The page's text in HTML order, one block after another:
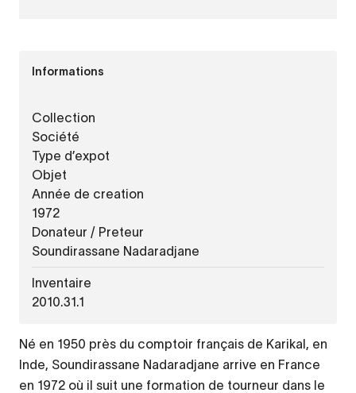
Informations
Collection
Société
Type d’expot
Objet
Année de creation
1972
Donateur / Preteur
Soundirassane Nadaradjane
Inventaire
2010.31.1
Né en 1950 près du comptoir français de Karikal, en
Inde, Soundirassane Nadaradjane arrive en France
en 1972 où il suit une formation de tourneur dans le